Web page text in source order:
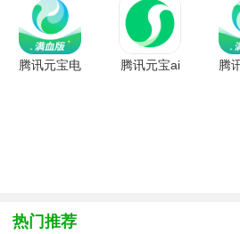
西小编为大家提供了腾讯
腾讯元宝电
腾讯元宝ai
腾
热门推荐